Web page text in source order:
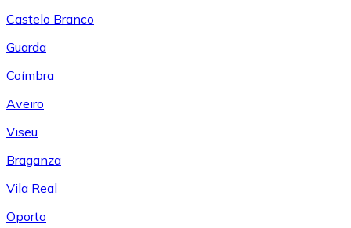
Castelo Branco
Guarda
Coímbra
Aveiro
Viseu
Braganza
Vila Real
Oporto